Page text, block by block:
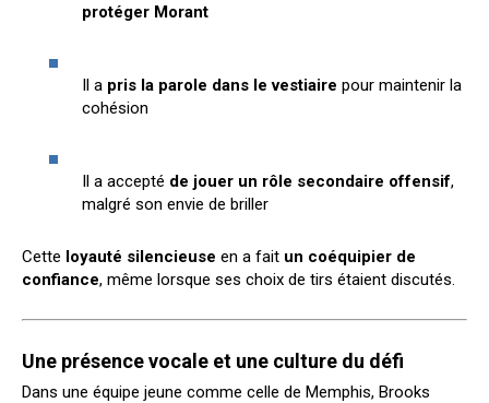
protéger Morant
Il a pris la parole dans le vestiaire pour maintenir la
cohésion
Il a accepté de jouer un rôle secondaire offensif,
malgré son envie de briller
Cette loyauté silencieuse en a fait un coéquipier de
confiance, même lorsque ses choix de tirs étaient discutés.
Une présence vocale et une culture du défi
Dans une équipe jeune comme celle de Memphis, Brooks